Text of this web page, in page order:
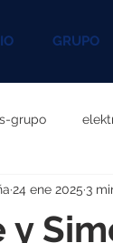
GRUPO
grupo
y
24 ene 2025 3